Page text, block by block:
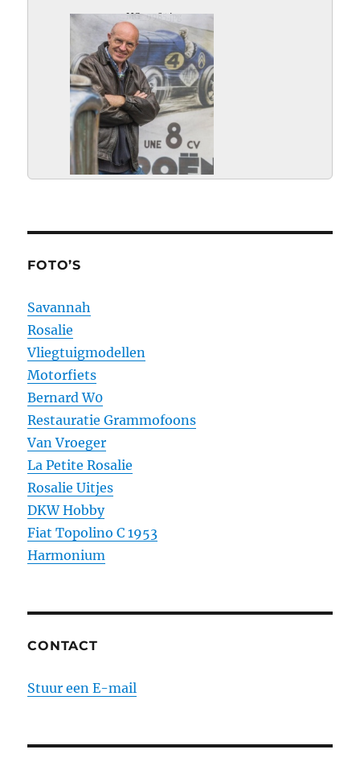
_MG_9985.jpg
_MG_9999.jpg
FOTO’S
Savannah
Rosalie
Vliegtuigmodellen
Motorfiets
Bernard W0
Restauratie Grammofoons
Van Vroeger
La Petite Rosalie
Rosalie Uitjes
DKW Hobby
Fiat Topolino C 1953
Harmonium
CONTACT
Stuur een E-mail